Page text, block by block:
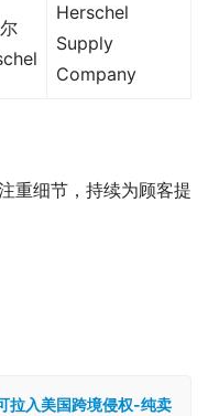
Herschel
Supply
Company
重细节，持续为顾客提
拉入美国跨境侵权-纯卖